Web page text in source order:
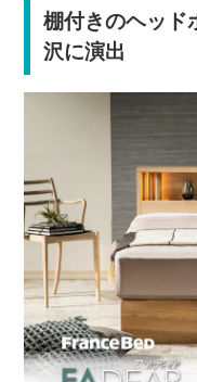
棚付きのヘッド
沢に演出